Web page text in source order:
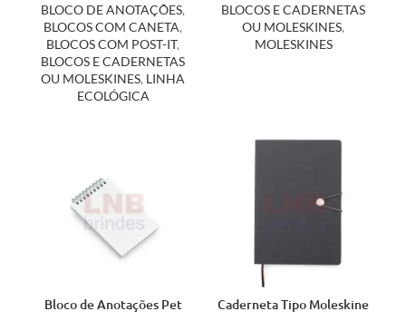
BLOCO DE ANOTAÇÕES,
BLOCOS COM CANETA,
BLOCOS COM POST-IT,
BLOCOS E CADERNETAS
OU MOLESKINES, LINHA
ECOLÓGICA
BLOCOS E CADERNETAS
OU MOLESKINES,
MOLESKINES
Bloco de Anotações Pet
Caderneta Tipo Moleskine